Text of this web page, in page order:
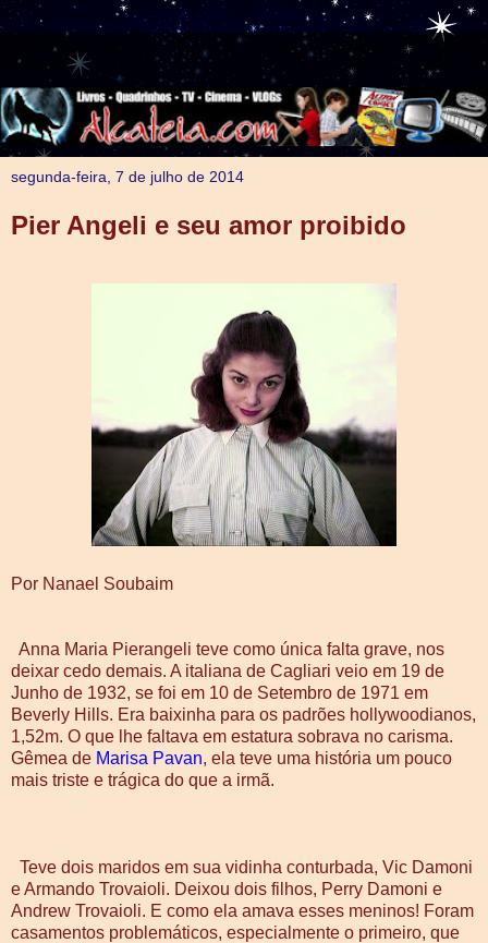
segunda-feira, 7 de julho de 2014
Pier Angeli e seu amor proibido
Por Nanael Soubaim
Anna Maria Pierangeli teve como única falta grave, nos
deixar cedo demais. A italiana de Cagliari veio em 19 de
Junho de 1932, se foi em 10 de Setembro de 1971 em
Beverly Hills. Era baixinha para os padrões hollywoodianos,
1,52m. O que lhe faltava em estatura sobrava no carisma.
Gêmea de Marisa Pavan, ela teve uma história um pouco
mais triste e trágica do que a irmã.
Teve dois maridos em sua vidinha conturbada, Vic Damoni
e Armando Trovaioli. Deixou dois filhos, Perry Damoni e
Andrew Trovaioli. E como ela amava esses meninos! Foram
casamentos problemáticos, especialmente o primeiro, que